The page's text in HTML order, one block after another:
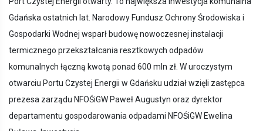
Gdańska ostatnich lat. Narodowy Fundusz Ochrony Środowiska i
Gospodarki Wodnej wsparł budowę nowoczesnej instalacji
termicznego przekształcania resztkowych odpadów
komunalnych łączną kwotą ponad 600 mln zł. W uroczystym
otwarciu Portu Czystej Energii w Gdańsku udział wzięli zastępca
prezesa zarządu NFOŚiGW Paweł Augustyn oraz dyrektor
departamentu gospodarowania odpadami NFOŚiGW Ewelina